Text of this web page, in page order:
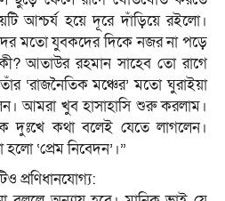
আশ্চর্য হয়ে দূরে দাঁড়িয়ে রইলো।
মতো যুবকদের দিকে নজর না পড়ে
আতাউর রহমান সাহেব তো রাগে
‘রাজনৈতিক মঞ্চের’ মতো ঘুরাইয়া
আমরা খুব হাসাহাসি শুরু করলাম।
দুঃখে কথা বলেই যেতে লাগলেন।
‘প্রেম নিবেদন’।”
প্রণিধানযোগ্য: